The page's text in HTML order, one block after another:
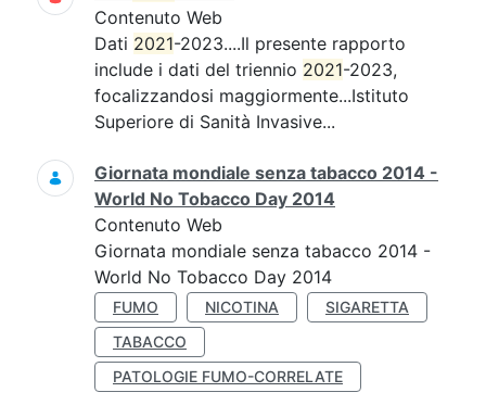
Contenuto Web
Dati 2021-2023....Il presente rapporto
include i dati del triennio 2021-2023,
focalizzandosi maggiormente...Istituto
Superiore di Sanità Invasive...
Giornata mondiale senza tabacco 2014 -
World No Tobacco Day 2014
Contenuto Web
Giornata mondiale senza tabacco 2014 -
World No Tobacco Day 2014
FUMO NICOTINA
SIGARETTA
TABACCO
PATOLOGIE FUMO-CORRELATE